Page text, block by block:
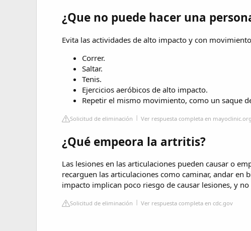
¿Que no puede hacer una
Evita las actividades de alto impacto y con
Correr.
Saltar.
Tenis.
Ejercicios aeróbicos de alto impacto.
Repetir el mismo movimiento, como un saque
Solicitud de eliminación Ver respuesta completa en mayoclinic.org
¿Qué empeora la artritis?
Las lesiones en las articulaciones pueden causar o
recarguen las articulaciones como caminar, andar en
impacto implican poco riesgo de causar lesiones, y
Solicitud de eliminación Ver respuesta completa en cdc.gov